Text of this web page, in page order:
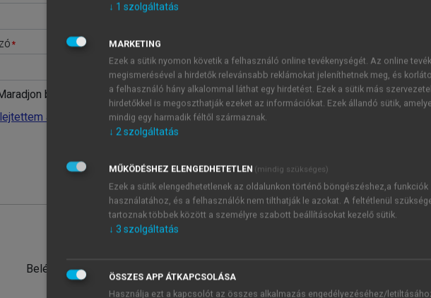
belépve
a jelszavamat
Belépés intézményi azonosítóval
JELSZÓ
Kérek értesítést a MeRSZ
Kérek értesítést az
↓ 1 szolgáltatás
MARKETING
Ezek a sütik nyomon követik a felhasználó online tevékenységét. Az online
megismerésével a hirdetők relevánsabb reklámokat jeleníthetnek meg, és
a felhasználó hány alkalommal láthat egy hirdetést. Ezek a sütik más
hirdetőkkel is megoszthatják ezeket az információkat. Ezek állandó sütik,
mindig egy harmadik féltől származnak.
↓ 2szolgáltatás
MŰKÖDÉSHEZ ELENGEDHETETLEN (mindig szükséges)
Ezek a sütik elengedhetetlenek az oldalunkon történő böngészéshez,a funkciók
használatához, és a felhasználók nem tilthatják le azokat. A feltétlenül
tartoznak többek között a személyre szabott beállításokat kezelő sütik.
↓ 3 szolgáltatás
ÖSSZES APP ÁTKAPCSOLÁSA
Használja ezt a kapcsolót az összes alkalmazás engedélyezéséhez/